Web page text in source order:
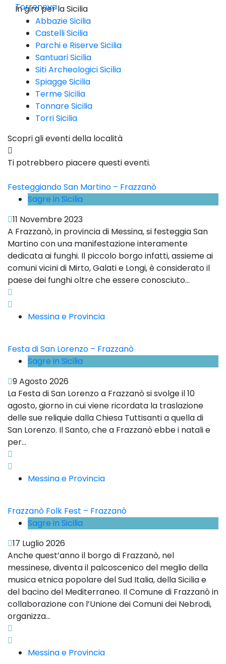
Torrenova
In giro per la Sicilia
Abbazie Sicilia
Castelli Sicilia
Parchi e Riserve Sicilia
Santuari Sicilia
Siti Archeologici Sicilia
Spiagge Sicilia
Terme Sicilia
Tonnare Sicilia
Torri Sicilia
Scopri gli eventi della località
Ti potrebbero piacere questi eventi.
Festeggiando San Martino – Frazzanò
Sagre in Sicilia
11 Novembre 2023
A Frazzanò, in provincia di Messina, si festeggia San
Martino con una manifestazione interamente
dedicata ai funghi. Il piccolo borgo infatti, assieme ai
comuni vicini di Mirto, Galati e Longi, è considerato il
paese dei funghi oltre che essere conosciuto...
Messina e Provincia
Festa di San Lorenzo – Frazzanò
Sagre in Sicilia
9 Agosto 2026
La Festa di San Lorenzo a Frazzanò si svolge il 10
agosto, giorno in cui viene ricordata la traslazione
delle sue reliquie dalla Chiesa Tuttisanti a quella di
San Lorenzo. Il Santo, che a Frazzanò ebbe i natali e
per...
Messina e Provincia
Frazzanò Folk Fest – Frazzanò
Sagre in Sicilia
17 Luglio 2026
Anche quest’anno il borgo di Frazzanò, nel
messinese, diventa il palcoscenico del meglio della
musica etnica popolare del Sud Italia, della Sicilia e
del bacino del Mediterraneo. Il Comune di Frazzanò in
collaborazione con l’Unione dei Comuni dei Nebrodi,
organizza...
Messina e Provincia